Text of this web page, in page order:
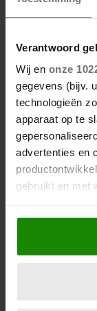
Verantwoord
Wij en onze
gegevens (bijv.
technologieën
apparaat op te
advertenties en
gebruikt en met
Als u het
locatie, die
scannen
Dít
met je